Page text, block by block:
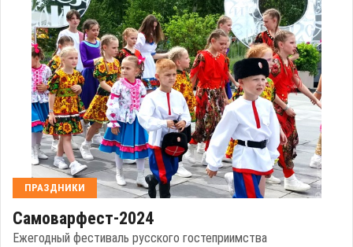
ПРАЗДНИКИ
Самоварфест-2024
Ежегодный фестиваль русского гостеприимства